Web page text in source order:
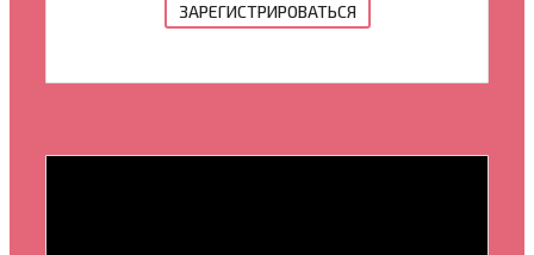
ЗАРЕГИСТРИРОВАТЬСЯ